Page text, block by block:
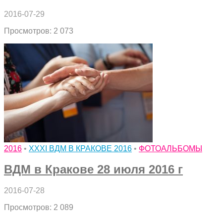
2016-07-29
Просмотров: 2 073
2016 • XXXI ВДМ В КРАКОВЕ 2016 • ФОТОАЛЬБОМЫ
ВДМ в Кракове 28 июля 2016 г
2016-07-28
Просмотров: 2 089